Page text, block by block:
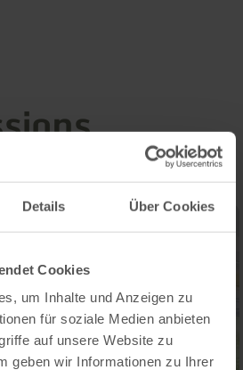
Details Über Cookies
Cookies
um Inhalte und Anzeigen zu
für soziale Medien anbieten
auf unsere Website zu
geben wir Informationen zu Ihrer